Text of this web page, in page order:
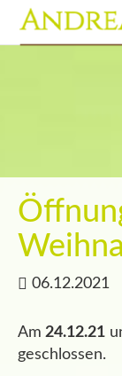
06.12.2021
Am 24.12.21
geschlossen.